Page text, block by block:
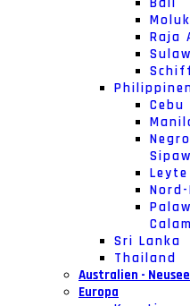
Raja
Leyte
Sri Lanka
Thailand
Australien -
Europa